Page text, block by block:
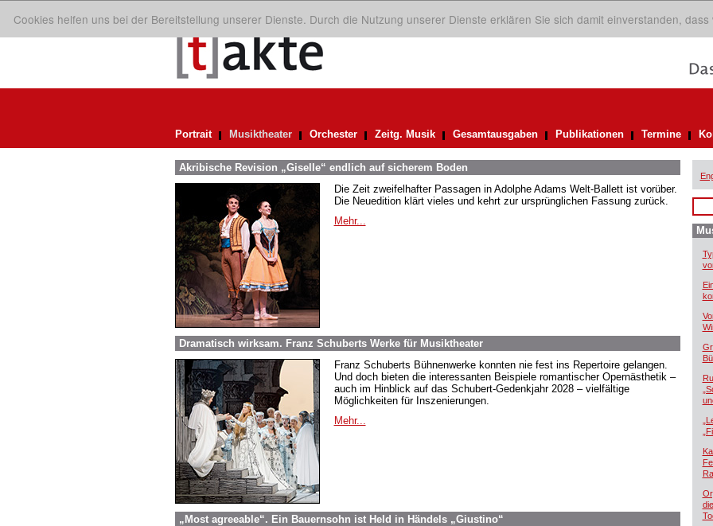
Cookies helfen uns bei der Bereitstellung unserer Dienste. Durch die Nutzung unserer Dienste erklären Sie sich damit einverstanden, dass
Portrait Musiktheater Orchester Zeitg. Musik Gesamtausgaben Publikationen Termine
Akribische Revision „Giselle“ endlich auf sicherem Boden
Die Zeit zweifelhafter Passagen in Adolphe Adams Welt-Ballett ist vorüber.
Die Neuedition klärt vieles und kehrt zur ursprünglichen Fassung zurück.
Mehr...
Dramatisch wirksam. Franz Schuberts Werke für Musiktheater
Franz Schuberts Bühnenwerke konnten nie fest ins Repertoire gelangen.
Und doch bieten die interessanten Beispiele romantischer Opernästhetik –
auch im Hinblick auf das Schubert-Gedenkjahr 2028 – vielfältige
Möglichkeiten für Inszenierungen.
Mehr...
„Most agreeable“. Ein Bauernsohn ist Held in Händels „Giustino“